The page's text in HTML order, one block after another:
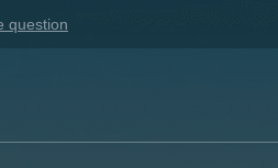
question